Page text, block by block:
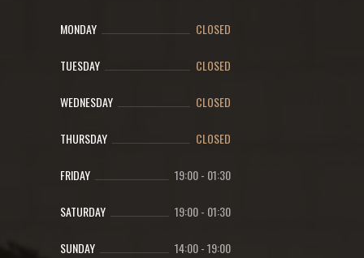
MONDAY CLOSED
TUESDAY CLOSED
WEDNESDAY CLOSED
THURSDAY CLOSED
FRIDAY 19:00- 01:30
SATURDAY 19:00- 01:30
SUNDAY 14:00-19:00